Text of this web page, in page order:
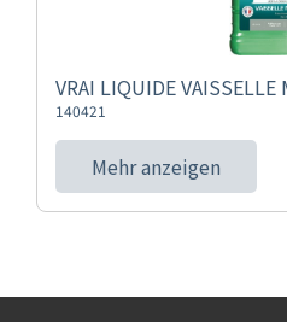
VRAI LIQUIDE VAISSELLE
140421
Mehr anzeigen